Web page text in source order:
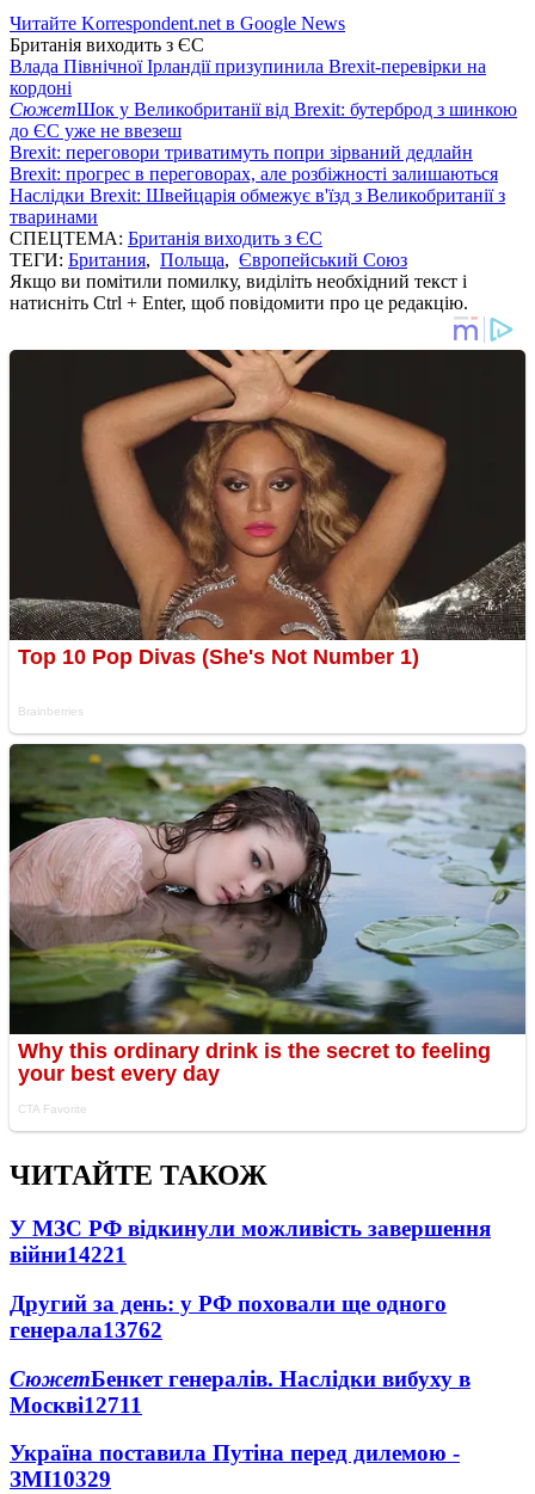
Читайте Korrespondent.net в Google News
Британія виходить з ЄС
Влада Північної Ірландії призупинила Brexit-перевірки на
кордоні
СюжетШок у Великобританії від Brexit: бутерброд з шинкою
до ЄС уже не ввезеш
Brexit: переговори триватимуть попри зірваний дедлайн
Brexit: прогрес в переговорах, але розбіжності залишаються
Наслідки Brexit: Швейцарія обмежує в'їзд з Великобританії з
тваринами
СПЕЦТЕМА: Британія виходить з ЄС
ТЕГИ: Британия, Польща, Європейський Союз
Якщо ви помітили помилку, виділіть необхідний текст і
натисніть Ctrl + Enter, щоб повідомити про це редакцію.
ЧИТАЙТЕ ТАКОЖ
У МЗС РФ відкинули можливість завершення
війни14221
Другий за день: у РФ поховали ще одного
генерала13762
СюжетБенкет генералів. Наслідки вибуху в
Москві12711
Україна поставила Путіна перед дилемою -
ЗМІ10329